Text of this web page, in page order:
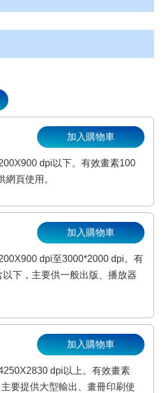
dpi以下。有效畫素100
網頁使用。
加入購物車
dpi至3000*2000 dpi。有
下，主要供一般出版、播放器
加入購物車
dpi以上。有效畫素
要提供大型輸出、畫冊印刷使
加入購物車